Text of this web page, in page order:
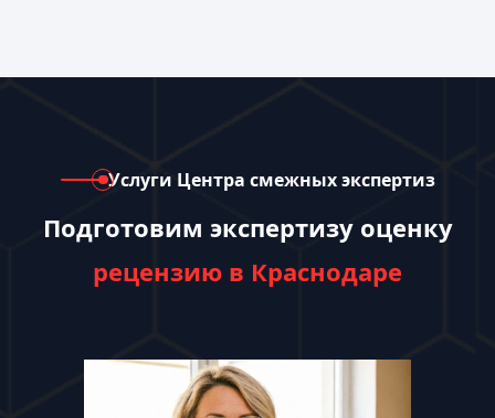
Услуги Центра смежных экспертиз
Подготовим экспертизу оценку
рецензию в Краснодаре